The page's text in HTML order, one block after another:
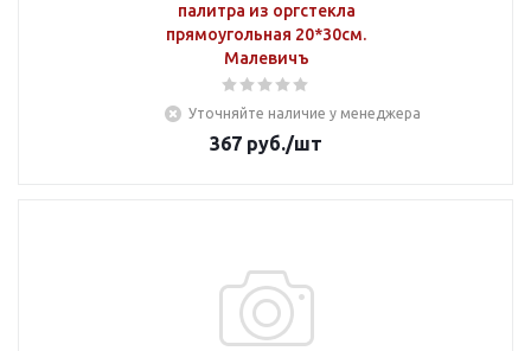
палитра из оргстекла
прямоугольная 20*30см.
Малевичъ
Уточняйте наличие у менеджера
367 руб./шт